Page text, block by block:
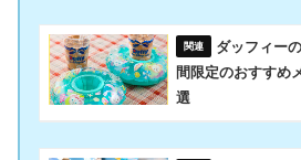
ダッフィー
間限定のおすすめ
選